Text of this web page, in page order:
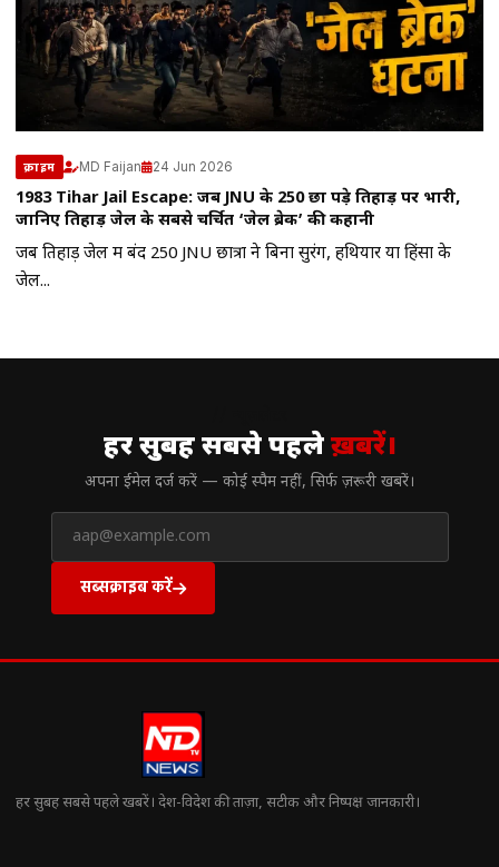
क्राइम MD Faijan 24 Jun 2026
1983 Tihar Jail Escape: जब JNU के 250 छात्र पड़े तिहाड़ पर भारी,
जानिए तिहाड़ जेल के सबसे चर्चित ‘जेल ब्रेक’ की कहानी
जब तिहाड़ जेल में बंद 250 JNU छात्रों ने बिना सुरंग, हथियार या हिंसा के
जेल...
हर सुबह सबसे पहलेख़बरें।
अपना ईमेल दर्ज करें — कोई स्पैम नहीं, सिर्फ ज़रूरी खबरें।
सब्सक्राइब करें
हर सुबह सबसे पहले खबरें। देश-विदेश की ताज़ा, सटीक और निष्पक्ष जानकारी।